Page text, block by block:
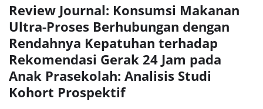
Review Journal: Konsumsi Makanan
Ultra-Proses Berhubungan dengan
Rendahnya Kepatuhan terhadap
Rekomendasi Gerak 24 Jam pada
Anak Prasekolah: Analisis Studi
Kohort Prospektif